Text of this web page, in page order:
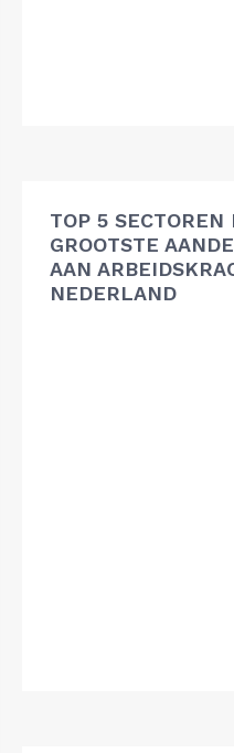
TOP 5 SECTOREN
GROOTSTE
AAN
NEDERLAND